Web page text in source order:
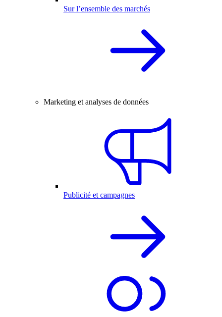
Sur l’ensemble des marchés
Marketing et analyses de données
Publicité et campagnes